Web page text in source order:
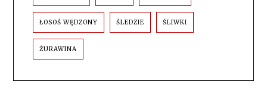
ŁOSOŚ WĘDZONY ŚLEDZIE ŚLIWKI
ŻURAWINA